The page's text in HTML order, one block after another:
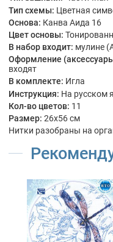
Тип схемы: Цветная
Основа: Канва Аида 16
Цвет основы:
В набор входит: мулине
Оформление
входят
В комплекте: Игла
Инструкция: На русском
Кол-во цветов: 11
Размер: 26x56 см
Нитки разобраны на